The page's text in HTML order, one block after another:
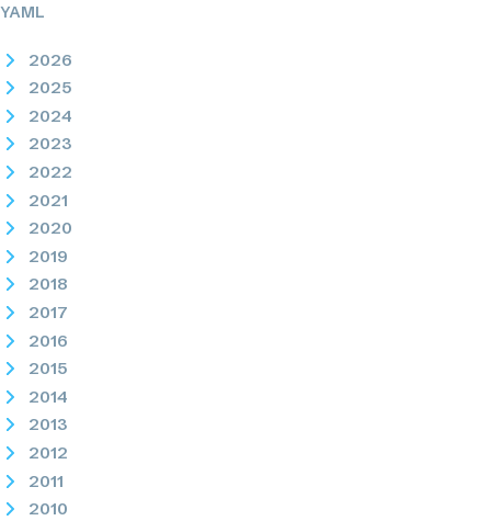
YAML
2026
2025
2024
2023
2022
2021
2020
2019
2018
2017
2016
2015
2014
2013
2012
2011
2010